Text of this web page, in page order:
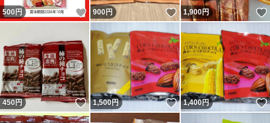
500 円 いいね！
900円 いいね！
1,900円
450 円 いいね！
1,500円 いいね！
1,400円